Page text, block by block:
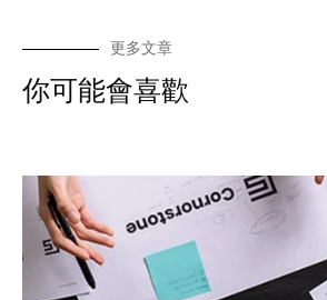
更多文章
你可能會喜歡